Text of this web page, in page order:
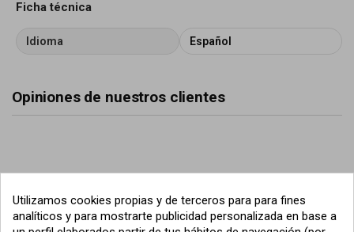
Ficha técnica
Idioma Español
Opiniones de nuestros clientes
Utilizamos cookies propias y de terceros para para fines
analíticos y para mostrarte publicidad personalizada en base a